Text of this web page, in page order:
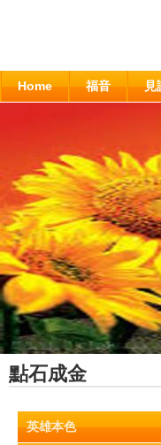
Home 福音 見
點石成金
英雄本色